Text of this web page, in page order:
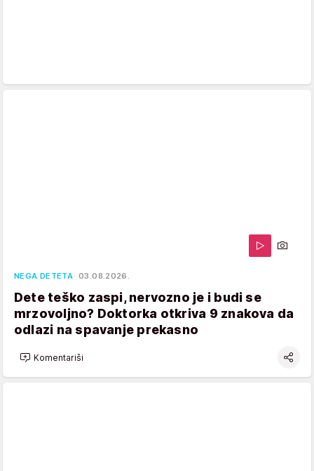
NEGA DETETA 03.08.2026.
Dete teško zaspi, nervozno je i budi se
mrzovoljno? Doktorka otkriva 9 znakova da
odlazi na spavanje prekasno
Komentariši